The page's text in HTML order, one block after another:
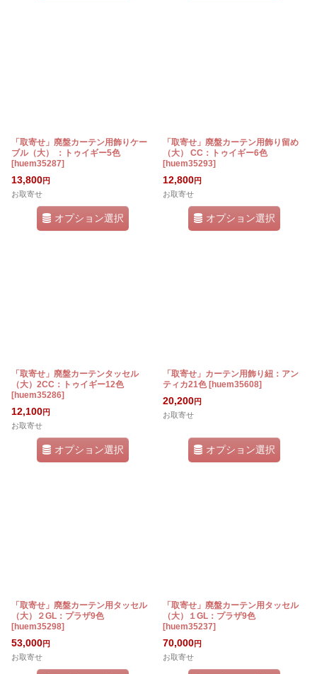
「取寄せ」廃盤カーテン用飾りケー
ブル（大） ：トゥイギー5色
[huem35287]
13,800円
お取寄せ
オプション選択
「取寄せ」廃盤カーテン用飾り留め
（大） CC：トゥイギー6色
[huem35293]
12,800円
お取寄せ
オプション選択
「取寄せ」廃盤カーテンタッセル
（大）2CC：トゥイギー12色
[huem35286]
12,100円
お取寄せ
オプション選択
「取寄せ」カーテン用飾り紐：アン
ティカ21色 [huem35608]
20,200円
お取寄せ
オプション選択
「取寄せ」廃盤カーテン用タッセル
（大）２GL：プラザ9色
[huem35298]
53,000円
お取寄せ
「取寄せ」廃盤カーテン用タッセル
（大）１GL：プラザ9色
[huem35237]
70,000円
お取寄せ